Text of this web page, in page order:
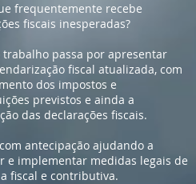
frequentemente recebe
fiscais inesperadas?
trabalho passa por apresentar
fiscal atualizada, com
dos impostos e
previstos e ainda a
das declarações fiscais.
antecipação ajudando a
e implementar medidas legais de
fiscal e contributiva.